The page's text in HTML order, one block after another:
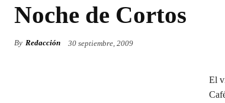
Noche de Cortos
By Redacción 30 septiembre, 2009
El